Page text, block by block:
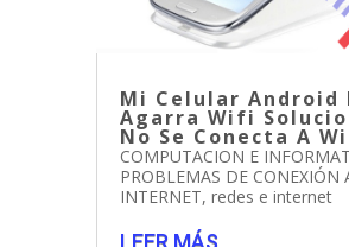
Mi Celular Android
Agarra Wifi
No Se Conecta A
COMPUTACION E
PROBLEMAS DE CONEXIÓN
INTERNET, redes e internet